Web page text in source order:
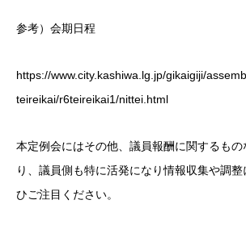
参考）会期日程
https://www.city.kashiwa.lg.jp/gikaigiji/
teireikai/r6teireikai1/nittei.html
本定例会にはその他、議員報酬に関するも
り、議員側も特に活発になり情報収集や調
ひご注目ください。